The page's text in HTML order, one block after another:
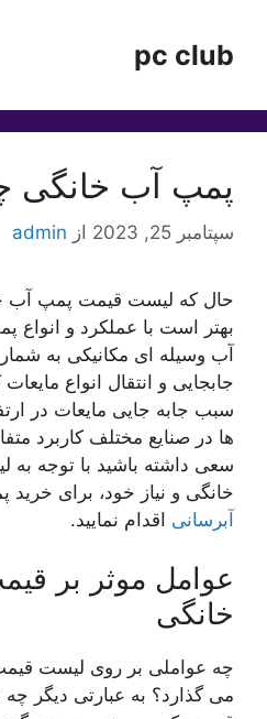
محتواpc club
پمپ آب خانگی
سپتامبر 25, 2023 از admin
حال که لیست قیمت پمپ آب
بهتر است با عملکرد و انواع
آب وسیله ای مکانیکی به
جابجایی و انتقال انواع
سبب جابه جایی مایعات در
ها در صنایع مختلف کاربرد
سعی داشته باشید با توجه
خانگی و نیاز خود، برای خرید
آبرسانی اقدام نمایید.
عوامل موثر بر
خانگی
چه عواملی بر روی لیست
می گذارد؟ به عبارتی دیگر